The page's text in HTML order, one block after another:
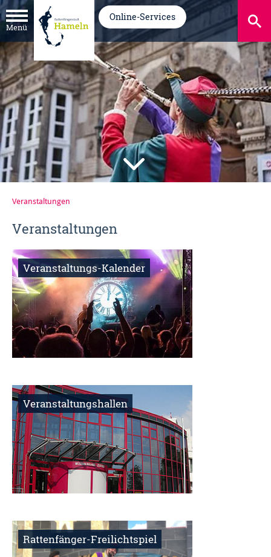
Menü
Online-Services
Veranstaltungen
Veranstaltungen
Veranstaltungs-Kalender
Veranstaltungshallen
Rattenfänger-Freilichtspiel